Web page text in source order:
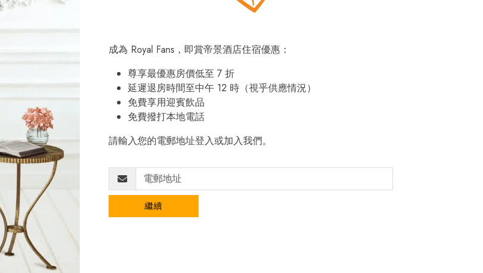
成為 Royal Fans，即賞帝景酒店住宿優惠：
尊享最優惠房價低至 7 折
延遲退房時間至中午 12 時（視乎供應情況）
免費享用迎賓飲品
免費撥打本地電話
請輸入您的電郵地址登入或加入我們。
繼續